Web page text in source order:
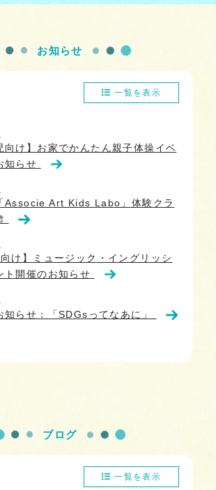
お知らせ
一覧を表示
向け】お家でかんたん親子体操イベ
知らせ
Associe Art Kids Labo」体験クラ
向け】ミュージック・イングリッシ
ト開催のお知らせ
知らせ：「SDGsってなあに」
ブログ
一覧を表示